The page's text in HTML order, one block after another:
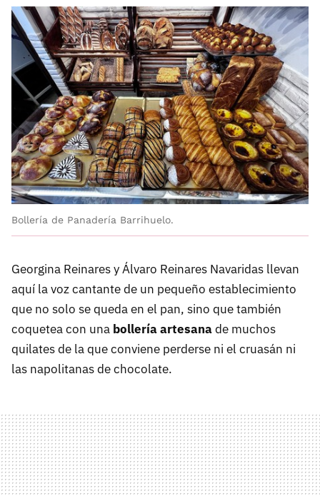
Bollería de Panadería Barrihuelo.
Georgina Reinares y Álvaro Reinares Navaridas llevan
aquí la voz cantante de un pequeño establecimiento
que no solo se queda en el pan, sino que también
coquetea con una bollería artesanade muchos
quilates de la que conviene perderse ni el cruasán ni
las napolitanas de chocolate.